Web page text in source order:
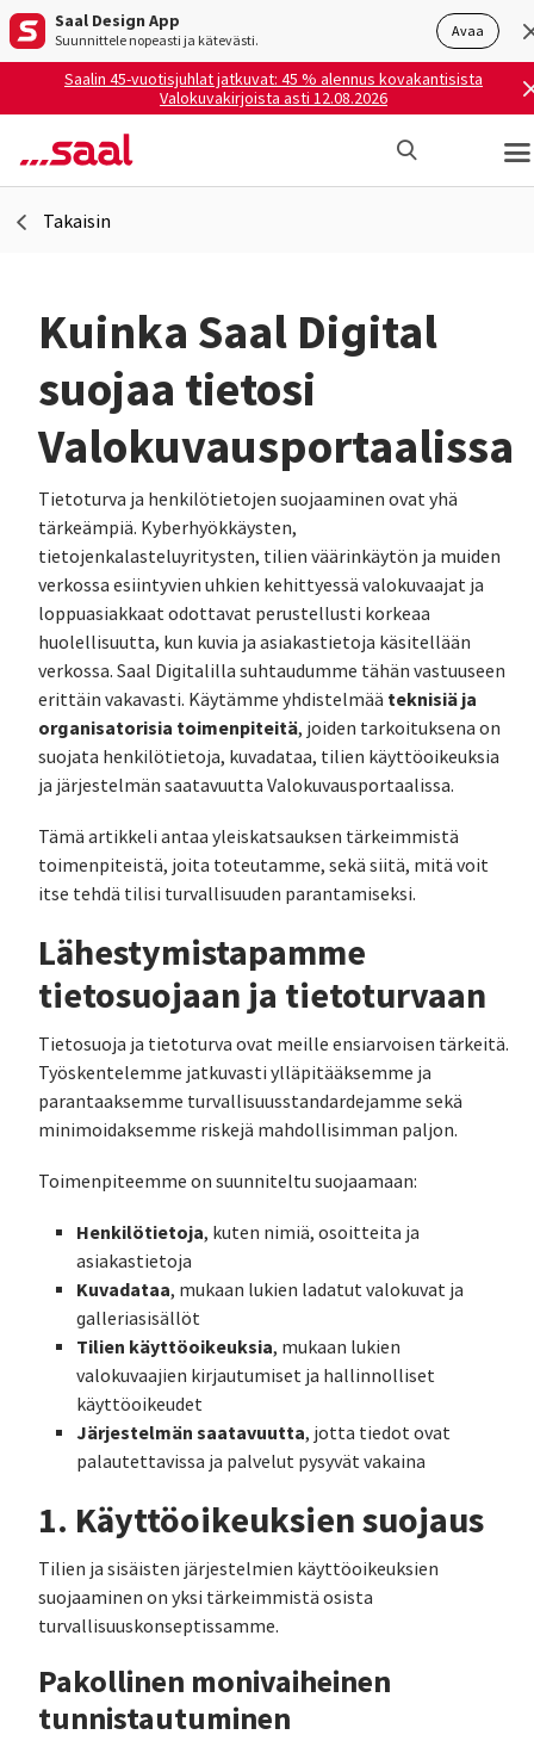
Saal Design App
Suunnittele nopeasti ja kätevästi. Avaa
Saalin 45-vuotisjuhlat jatkuvat: 45 % alennus kovakantisista
Valokuvakirjoista asti 12.08.2026
Takaisin
Kuinka Saal Digital
suojaa tietosi
Valokuvausportaalissa
Tietoturva ja henkilötietojen suojaaminen ovat yhä
tärkeämpiä. Kyberhyökkäysten,
tietojenkalasteluyritysten, tilien väärinkäytön ja muiden
verkossa esiintyvien uhkien kehittyessä valokuvaajat ja
loppuasiakkaat odottavat perustellusti korkeaa
huolellisuutta, kun kuvia ja asiakastietoja käsitellään
verkossa. Saal Digitalilla suhtaudumme tähän vastuuseen
erittäin vakavasti. Käytämme yhdistelmää teknisiä ja
organisatorisia toimenpiteitä, joiden tarkoituksena on
suojata henkilötietoja, kuvadataa, tilien käyttöoikeuksia
ja järjestelmän saatavuutta Valokuvausportaalissa.
Tämä artikkeli antaa yleiskatsauksen tärkeimmistä
toimenpiteistä, joita toteutamme, sekä siitä, mitä voit
itse tehdä tilisi turvallisuuden parantamiseksi.
Lähestymistapamme
tietosuojaan ja tietoturvaan
Tietosuoja ja tietoturva ovat meille ensiarvoisen tärkeitä.
Työskentelemme jatkuvasti ylläpitääksemme ja
parantaaksemme turvallisuusstandardejamme sekä
minimoidaksemme riskejä mahdollisimman paljon.
Toimenpiteemme on suunniteltu suojaamaan:
Henkilötietoja, kuten nimiä, osoitteita ja
asiakastietoja
Kuvadataa, mukaan lukien ladatut valokuvat ja
galleriasisällöt
Tilien käyttöoikeuksia, mukaan lukien
valokuvaajien kirjautumiset ja hallinnolliset
käyttöoikeudet
Järjestelmän saatavuutta, jotta tiedot ovat
palautettavissa ja palvelut pysyvät vakaina
1. Käyttöoikeuksien suojaus
Tilien ja sisäisten järjestelmien käyttöoikeuksien
suojaaminen on yksi tärkeimmistä osista
turvallisuuskonseptissamme.
Pakollinen monivaiheinen
tunnistautuminen